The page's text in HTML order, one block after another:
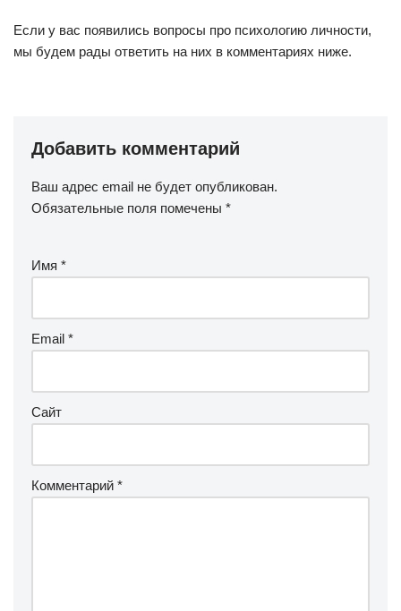
Если у вас появились вопросы про психологию личности,
мы будем рады ответить на них в комментариях ниже.
Добавить комментарий
Ваш адрес email не будет опубликован.
Обязательные поля помечены *
Имя *
Email *
Сайт
Комментарий *